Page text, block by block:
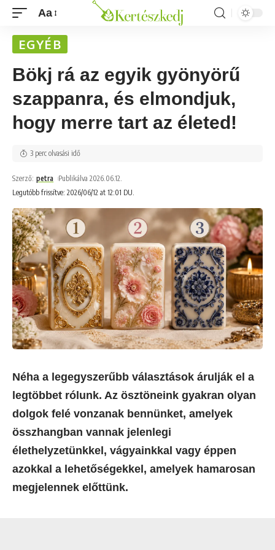
Aa
EGYÉB
Bökj rá az egyik gyönyörű
szappanra, és elmondjuk,
hogy merre tart az életed!
Legutóbb frissítve: 2026/06/12 at 12:01 DU.
Szerző: petra Publikálva 2026.06.12.
3 perc olvasási idő
Néha a legegyszerűbb választások árulják el a
legtöbbet rólunk. Az ösztöneink gyakran olyan
dolgok felé vonzanak bennünket, amelyek
összhangban vannak jelenlegi
élethelyzetünkkel, vágyainkkal vagy éppen
azokkal a lehetőségekkel, amelyek hamarosan
megjelennek előttünk.